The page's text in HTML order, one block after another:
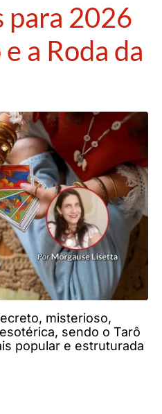
para 2026
a Roda da
misterioso,
sendo o Tarô
popular e estruturada